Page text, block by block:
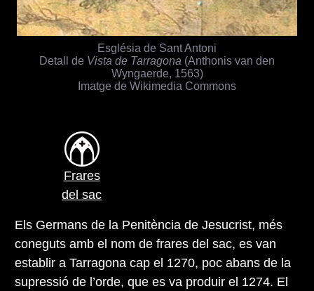
Església de Sant Antoni
Detall de Vista de Tarragona (Anthonis van den
Wyngaerde, 1563)
Imatge de Wikimedia Commons
Frares
del sac
Els Germans de la Penitència de Jesucrist, més
coneguts amb el nom de frares del sac, es van
establir a Tarragona cap el 1270, poc abans de la
supressió de l’orde, que es va produir el 1274. El